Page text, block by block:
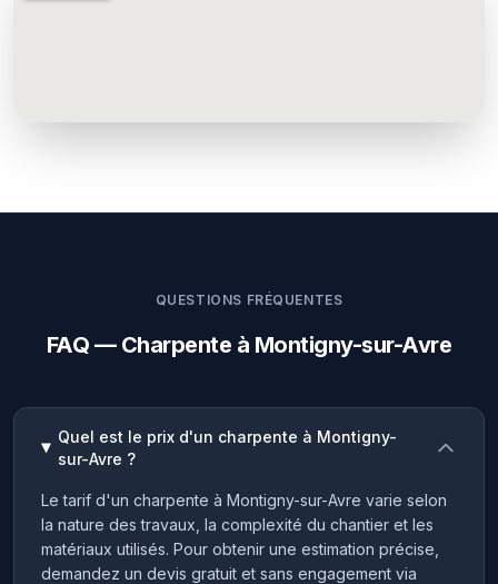
QUESTIONS FRÉQUENTES
FAQ — Charpente à Montigny-sur-Avre
Quel est le prix d'un charpente à Montigny-
sur-Avre ?
Le tarif d'un charpente à Montigny-sur-Avre varie selon
la nature des travaux, la complexité du chantier et les
matériaux utilisés. Pour obtenir une estimation précise,
demandez un devis gratuit et sans engagement via